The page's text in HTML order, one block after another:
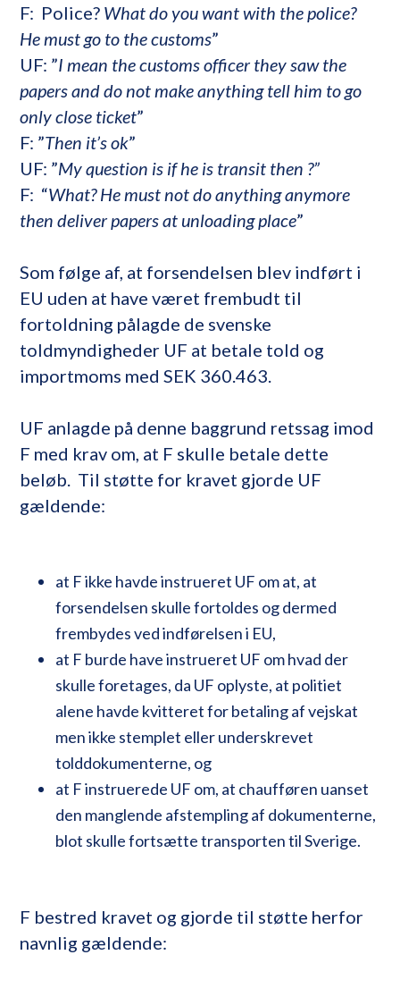
F: Police? What do you want with the police?
He must go to the customs”
UF: ”I mean the customs officer they saw the
papers and do not make anything tell him to go
only close ticket”
F: ”Then it’s ok”
UF: ”My question is if he is transit then ?”
F: “What? He must not do anything anymore
then deliver papers at unloading place”
Som følge af, at forsendelsen blev indført i
EU uden at have været frembudt til
fortoldning pålagde de svenske
toldmyndigheder UF at betale told og
importmoms med SEK 360.463.
UF anlagde på denne baggrund retssag imod
F med krav om, at F skulle betale dette
beløb. Til støtte for kravet gjorde UF
gældende:
at F ikke havde instrueret UF om at, at
forsendelsen skulle fortoldes og dermed
frembydes ved indførelsen i EU,
at F burde have instrueret UF om hvad der
skulle foretages, da UF oplyste, at politiet
alene havde kvitteret for betaling af vejskat
men ikke stemplet eller underskrevet
tolddokumenterne, og
at F instruerede UF om, at chaufføren uanset
den manglende afstempling af dokumenterne,
blot skulle fortsætte transporten til Sverige.
F bestred kravet og gjorde til støtte herfor
navnlig gældende: